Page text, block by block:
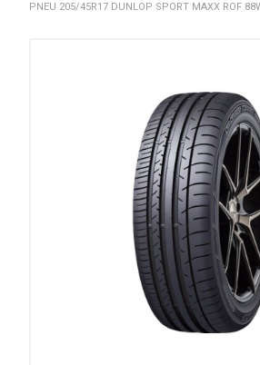
PNEU 205/45R17 DUNLOP SPORT MAXX ROF